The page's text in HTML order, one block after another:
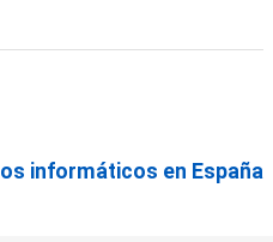
informáticos en España